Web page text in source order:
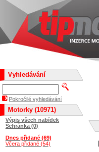
Vyhledávání
Pokročilé vyhledávání
Motorky (10971)
Výpis všech nabídek
Schránka (0)
Dnes přidané (69)
Včera přidané (54)